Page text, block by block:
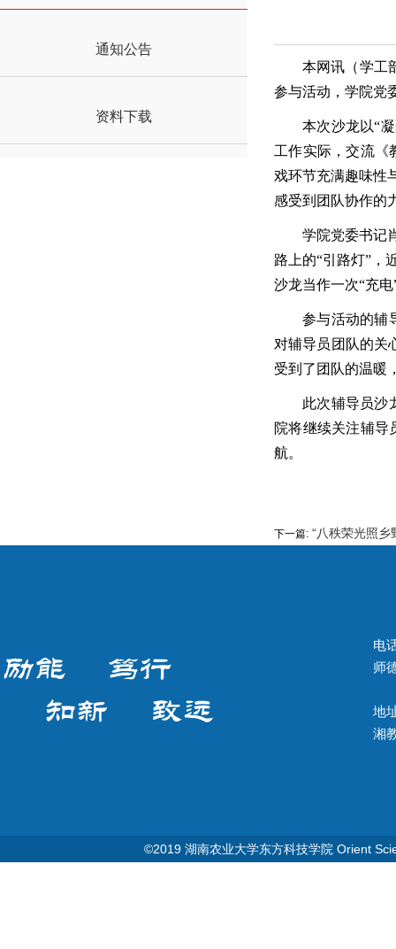
通知公告
资料下载
本网讯（学工
参与活动，学院党
本次沙龙以“
工作实际，交流《
戏环节充满趣味性
感受到团队协作的
学院党委书记
路上的“引路灯” ，
沙龙当作一次“充电
参与活动的辅
对辅导员团队的关
受到了团队的温暖
此次辅导员沙
院将继续关注辅导
航。
下一篇: “八秩荣光照乡
电
师
地
湘
©2019 湖南农业大学东方科技学院 Orient